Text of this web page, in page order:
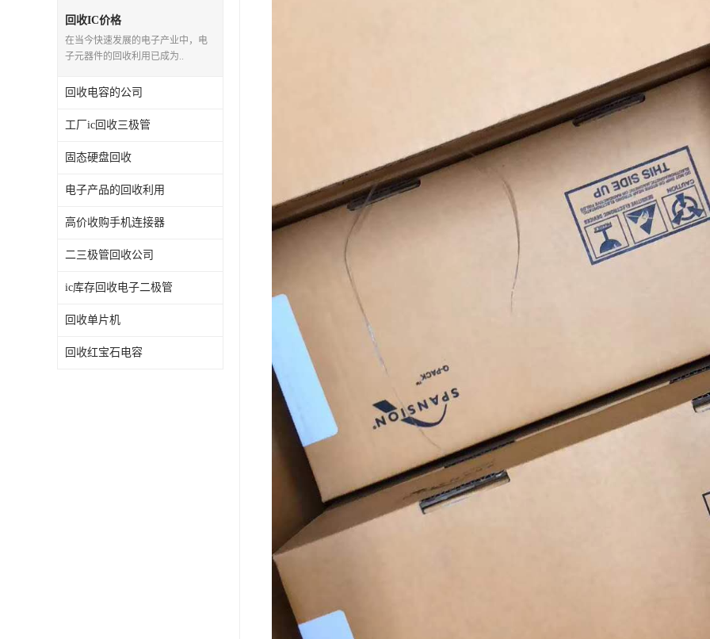
回收IC价格
在当今快速发展的电子产业中，电
子元器件的回收利用已成为..
回收电容的公司
工厂ic回收三极管
固态硬盘回收
电子产品的回收利用
高价收购手机连接器
二三极管回收公司
ic库存回收电子二极管
回收单片机
回收红宝石电容